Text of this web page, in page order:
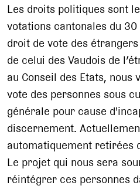
Les droits politiques sont
votations cantonales du
droit de vote des
de celui des Vaudois de
au Conseil des Etats,
vote des personnes sous
générale pour cause
discernement.
automatiquement retirées
Le projet qui nous sera
réintégrer ces personnes